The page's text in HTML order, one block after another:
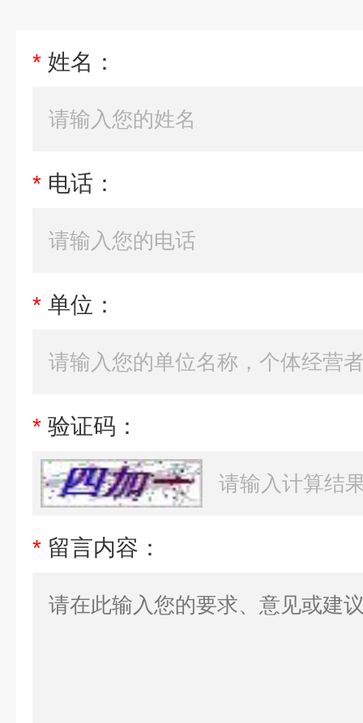
* 姓名：
* 电话：
* 单位：
* 验证码：
* 留言内容：